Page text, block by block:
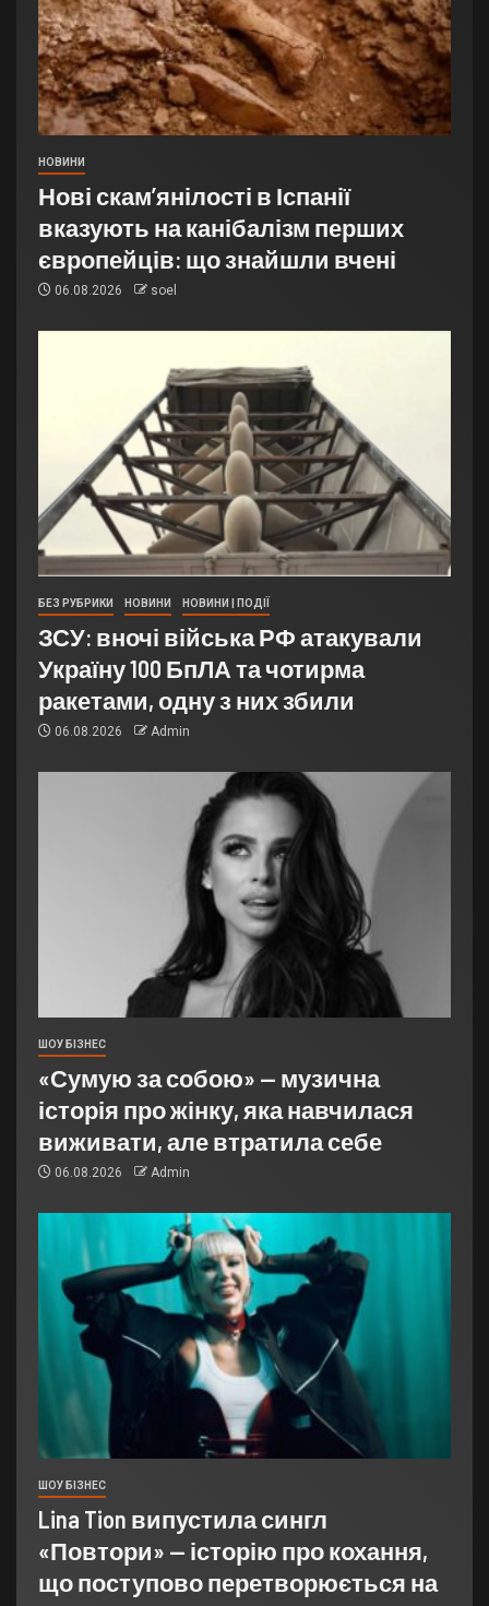
НОВИНИ
Нові скам’янілості в Іспанії
вказують на канібалізм перших
європейців: що знайшли вчені
06.08.2026 soel
БЕЗ РУБРИКИ НОВИНИ НОВИНИ | ПОДІЇ
ЗСУ: вночі війська РФ атакували
Україну 100 БпЛА та чотирма
ракетами, одну з них збили
06.08.2026 Admin
ШОУ БІЗНЕС
«Сумую за собою» — музична
історія про жінку, яка навчилася
виживати, але втратила себе
06.08.2026 Admin
ШОУ БІЗНЕС
Lina Tion випустила сингл
«Повтори» — історію про кохання,
що поступово перетворюється на